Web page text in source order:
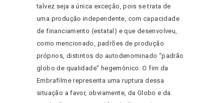
talvez seja a única exceção, pois se trata de
uma produção independente, com capacidade
de financiamento (estatal) e que desenvolveu,
como mencionado, padrões de produção
próprios, distintos do autodenominado “padrão
globo de qualidade” hegemônico. O fim da
Embrafilme representa uma ruptura dessa
situação a favor, obviamente, da Globo e da